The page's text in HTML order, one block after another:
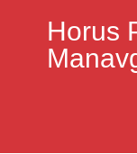
Horus